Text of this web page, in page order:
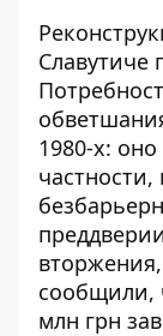
Славутиче
1980-х:
вторжения,
сообщили,
млн грн